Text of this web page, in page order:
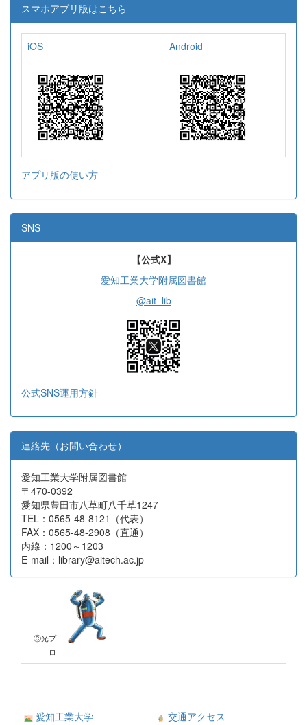
スマホアプリ版はこちら
iOS Android
アプリ版の使い方
SNS
【公式X】
愛知工業大学附属図書館
@ait_lib
公式SNS運用方針
連絡先（お問い合わせ）
愛知工業大学附属図書館
〒470-0392
愛知県豊田市八草町八千草1247
TEL：0565-48-8121（代表）
FAX：0565-48-2908（直通）
内線：1200～1203
E-mail：library@aitech.ac.jp
Ⓒ光プ
ロ
愛知工業大学
交通アクセス